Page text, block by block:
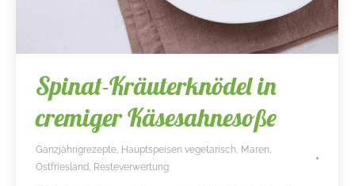
Spinat-Kräuterknödel in
cremiger Käsesahnesoße
Ganzjährigrezepte, Hauptspeisen vegetarisch, Maren,
Ostfriesland, Resteverwertung